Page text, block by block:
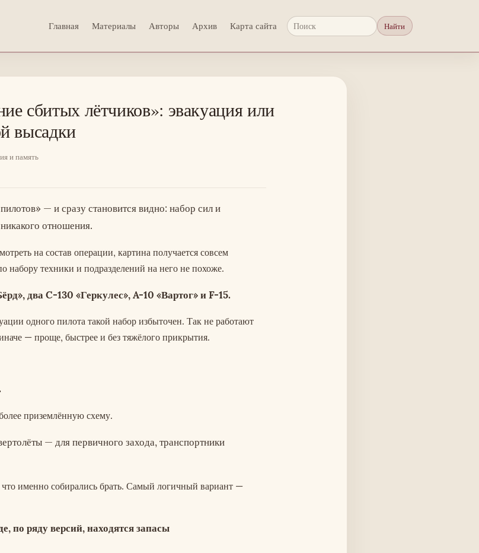
Главная Материалы Авторы Архив Карта сайта
Поиск
Найти
сбитых лётчиков»: эвакуация или
высадки
и память
— и сразу становится видно: набор сил и
отношения.
на состав операции, картина получается совсем
набору техники и подразделений на него не похоже.
два C-130 «Геркулес», A-10 «Вартог» и F-15.
одного пилота такой набор избыточен. Так не работают
— проще, быстрее и без тяжёлого прикрытия.
приземлённую схему.
— для первичного захода, транспортники
именно собирались брать. Самый логичный вариант —
по ряду версий, находятся запасы